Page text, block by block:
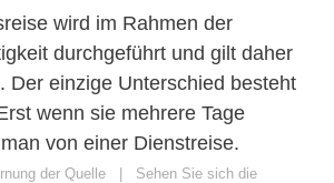
wird im Rahmen der
durchgeführt und gilt daher
Der einzige Unterschied besteht
wenn sie mehrere Tage
von einer Dienstreise.
der Quelle | Sehen Sie sich die